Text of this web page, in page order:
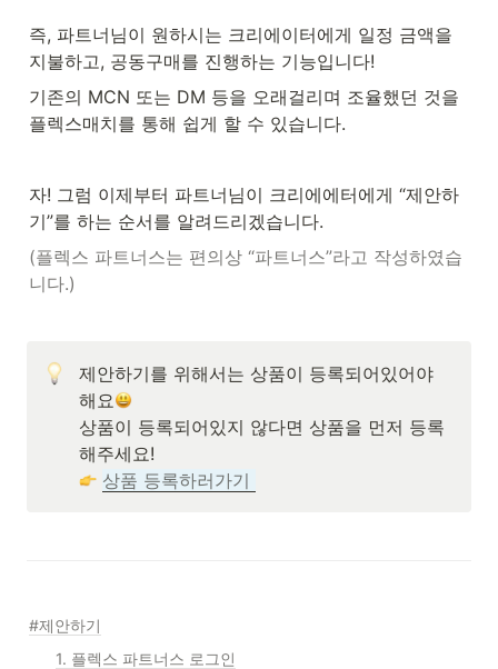
즉, 파트너님이 원하시는 크리에이터에게 일정 금액을
지불하고, 공동구매를 진행하는 기능입니다!
기존의 MCN 또는 DM 등을 오래걸리며 조율했던 것을
플렉스매치를 통해 쉽게 할 수 있습니다.
자! 그럼 이제부터 파트너님이 크리에에터에게 “제안하
기”를 하는 순서를 알려드리겠습니다.
(플렉스 파트너스는 편의상 “파트너스”라고 작성하였습
니다.)
제안하기를 위해서는 상품이 등록되어있어야
해요
상품이 등록되어있지 않다면 상품을 먼저 등록
상품 등록하러가기
#제안하기
1. 플렉스 파트너스 로그인